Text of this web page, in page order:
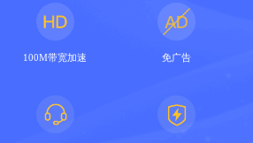
100M带宽加速 免广告